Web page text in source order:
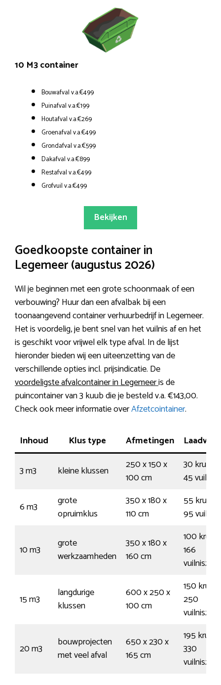
10 M3 container
Bouwafval v.a.€499
Puinafval v.a.€199
Houtafval v.a.€269
Groenafval v.a.€499
Grondafval v.a.€599
Dakafval v.a.€899
Restafval v.a.€499
Grofvuil v.a.€499
Bekijken
Goedkoopste container in
Legemeer (augustus 2026)
Wil je beginnen met een grote schoonmaak of een
verbouwing? Huur dan een afvalbak bij een
toonaangevend container verhuurbedrijf in Legemeer.
Het is voordelig, je bent snel van het vuilnis af en het
is geschikt voor vrijwel elk type afval. In de lijst
hieronder bieden wij een uiteenzetting van de
verschillende opties incl. prijsindicatie. De
voordeligste afvalcontainer in Legemeeris de
puincontainer van 3 kuub die je besteld v.a. €143,00.
Check ook meer informatie overAfzetcointainer.
Inhoud Klus type Afmetingen
3 m3 kleine klussen
250 x 150 x
100 cm
30
45
6 m3
grote
opruimklus
350 x 180 x
110 cm
55
95
10 m3
grote
werkzaamheden
350 x 180 x
160 cm
100
166
15 m3
langdurige
klussen
600 x 250 x
100 cm
150
250
20 m3
bouwprojecten
met veel afval
650 x 230 x
165 cm
195
330